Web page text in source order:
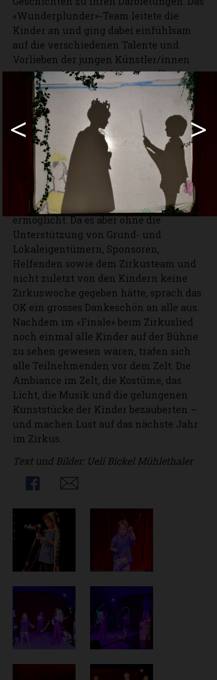
«Wunderplunder»-Team leitete die
Kinder an und ging dabei einfühlsam
auf die verschiedenen Talente und
Vorlieben der jungen Künstler/innen
ein. Gemeinsam erarbeiteten alle ein
attraktives Zirkusprogramm und
stellten dieses an den beiden
Aufführungen am Freitag mit
beachtlichem Können vor.
Einmal mehr hatte der Verein
«Kinderzirkuswoche Burgdorf» als
Organisationskomitee die
Zusammenarbeit mit dem
Theaterzirkus Wunderplunder
ermöglicht. Da es aber ohne die
Unterstützung von Grund- und
Lokaleigentümern, Sponsoren,
Helfenden sowie dem Zirkusteam und
nicht zuletzt von den Kindern keine
Zirkuswoche gegeben hätte, sprach das
OK ein grosses Dankeschön an alle aus.
Nachdem im «Finale» beim Zirkuslied
noch einmal alle Kinder auf der Bühne
zu sehen gewesen waren, trafen sich
alle Teilnehmenden vor dem Zelt. Die
Ambiance im Zelt, die Kostüme, das
Licht, die Musik und die gelungenen
Kunststücke der Kinder bezauberten –
und machen Lust auf das nächste Jahr
im Zirkus.
Text und Bilder: Ueli Bickel Mühlethaler
Share
Share
< >